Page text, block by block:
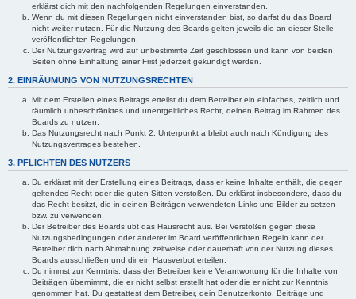
erklärst dich mit den nachfolgenden Regelungen einverstanden.
Wenn du mit diesen Regelungen nicht einverstanden bist, so darfst du das Board
nicht weiter nutzen. Für die Nutzung des Boards gelten jeweils die an dieser Stelle
veröffentlichten Regelungen.
Der Nutzungsvertrag wird auf unbestimmte Zeit geschlossen und kann von beiden
Seiten ohne Einhaltung einer Frist jederzeit gekündigt werden.
2. EINRÄUMUNG VON NUTZUNGSRECHTEN
Mit dem Erstellen eines Beitrags erteilst du dem Betreiber ein einfaches, zeitlich und
räumlich unbeschränktes und unentgeltliches Recht, deinen Beitrag im Rahmen des
Boards zu nutzen.
Das Nutzungsrecht nach Punkt 2, Unterpunkt a bleibt auch nach Kündigung des
Nutzungsvertrages bestehen.
3. PFLICHTEN DES NUTZERS
Du erklärst mit der Erstellung eines Beitrags, dass er keine Inhalte enthält, die gegen
geltendes Recht oder die guten Sitten verstoßen. Du erklärst insbesondere, dass du
das Recht besitzt, die in deinen Beiträgen verwendeten Links und Bilder zu setzen
bzw. zu verwenden.
Der Betreiber des Boards übt das Hausrecht aus. Bei Verstößen gegen diese
Nutzungsbedingungen oder anderer im Board veröffentlichten Regeln kann der
Betreiber dich nach Abmahnung zeitweise oder dauerhaft von der Nutzung dieses
Boards ausschließen und dir ein Hausverbot erteilen.
Du nimmst zur Kenntnis, dass der Betreiber keine Verantwortung für die Inhalte von
Beiträgen übernimmt, die er nicht selbst erstellt hat oder die er nicht zur Kenntnis
genommen hat. Du gestattest dem Betreiber, dein Benutzerkonto, Beiträge und